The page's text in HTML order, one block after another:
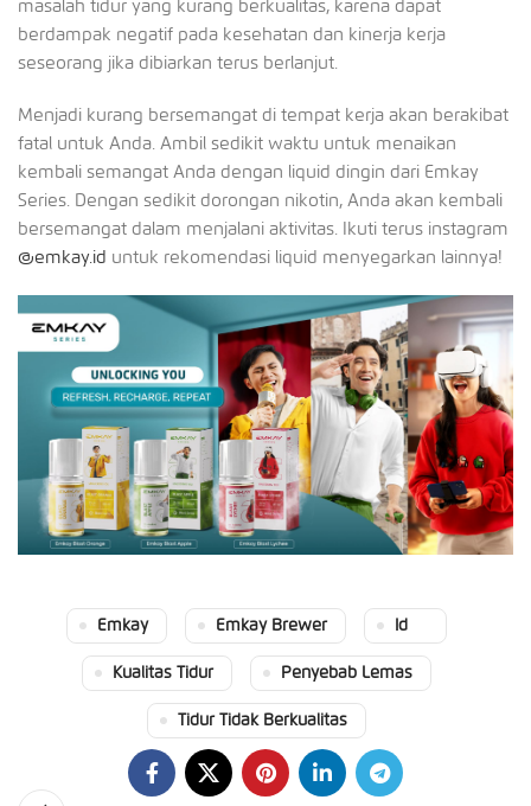
masalah tidur yang kurang berkualitas, karena dapat
berdampak negatif pada kesehatan dan kinerja kerja
seseorang jika dibiarkan terus berlanjut.
Menjadi kurang bersemangat di tempat kerja akan berakibat
fatal untuk Anda. Ambil sedikit waktu untuk menaikan
kembali semangat Anda dengan liquid dingin dari Emkay
Series. Dengan sedikit dorongan nikotin, Anda akan kembali
bersemangat dalam menjalani aktivitas. Ikuti terus instagram
@emkay.id untuk rekomendasi liquid menyegarkan lainnya!
Emkay Emkay Brewer Id
Kualitas Tidur Penyebab Lemas
Tidur Tidak Berkualitas